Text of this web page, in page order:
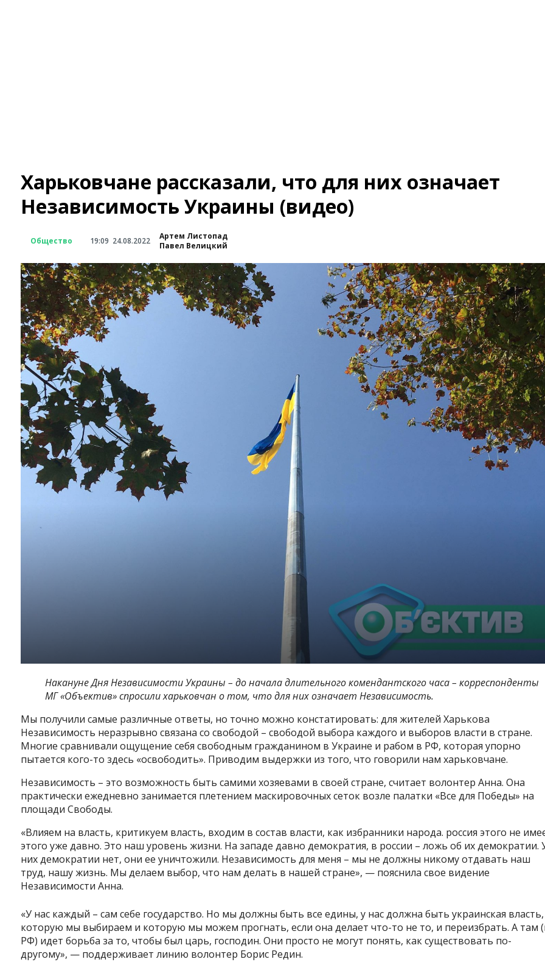
Харьковчане рассказали, что для них означает
Независимость Украины (видео)
Общество 19:09 24.08.2022
Артем Листопад
Павел Велицкий
Накануне Дня Независимости Украины – до начала длительного комендантского часа – корреспонденты
МГ «Объектив» спросили харьковчан о том, что для них означает Независимость.
Мы получили самые различные ответы, но точно можно констатировать: для жителей Харькова
Независимость неразрывно связана со свободой – свободой выбора каждого и выборов власти в стране.
Многие сравнивали ощущение себя свободным гражданином в Украине и рабом в РФ, которая упорно
пытается кого-то здесь «освободить». Приводим выдержки из того, что говорили нам харьковчане.
Независимость – это возможность быть самими хозяевами в своей стране, считает волонтер Анна. Она
практически ежедневно занимается плетением маскировочных сеток возле палатки «Все для Победы» на
площади Свободы.
«Влияем на власть, критикуем власть, входим в состав власти, как избранники народа. россия этого не
этого уже давно. Это наш уровень жизни. На западе давно демократия, в россии – ложь об их демократии.
них демократии нет, они ее уничтожили. Независимость для меня – мы не должны никому отдавать наш
труд, нашу жизнь. Мы делаем выбор, что нам делать в нашей стране», — пояснила свое видение
Независимости Анна.
«У нас каждый – сам себе государство. Но мы должны быть все едины, у нас должна быть украинская власть,
которую мы выбираем и которую мы можем прогнать, если она делает что-то не то, и переизбрать. А там
РФ) идет борьба за то, чтобы был царь, господин. Они просто не могут понять, как существовать по-
другому», — поддерживает линию волонтер Борис Редин.